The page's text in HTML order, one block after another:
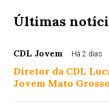
Últimas
CDL Jovem Há 2 dias
Diretor da CDL
Jovem Mato Grosso